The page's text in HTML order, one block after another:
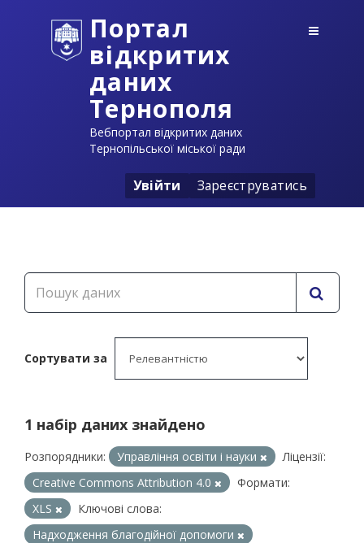
Портал
відкритих
даних
Тернополя
Вебпортал відкритих даних
Тернопільської міської ради
Увійти Зареєструватись
Сортувати за
1 набір даних знайдено
Розпорядники: Управління освіти і науки
Ліцензії:
Creative Commons Attribution 4.0
Формати:
XLS
Ключові слова:
Надходження благодійної допомоги